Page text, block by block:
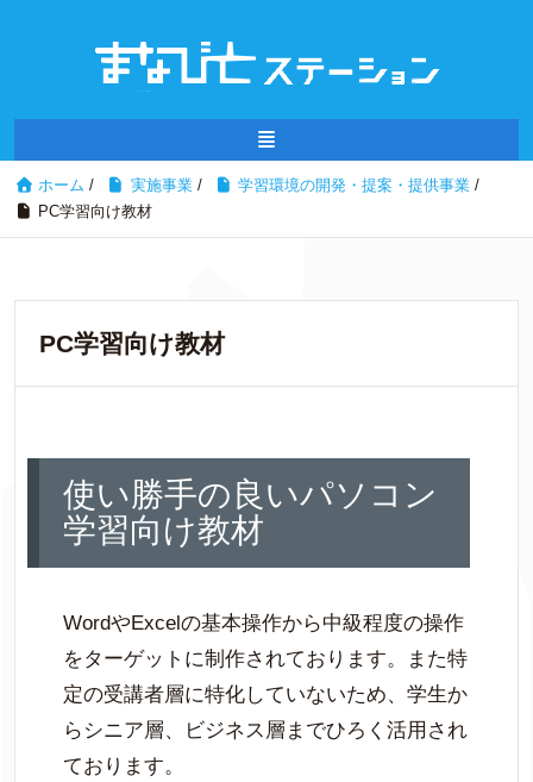
ホーム / 実施事業/ 学習環境の開発・提案・提供事業/
PC学習向け教材
PC学習向け教材
使い勝手の良いパソコン
学習向け教材
WordやExcelの基本操作から中級程度の操作
をターゲットに制作されております。また特
定の受講者層に特化していないため、学生か
らシニア層、ビジネス層までひろく活用され
ております。